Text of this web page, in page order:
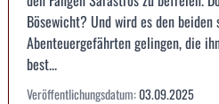
Bösewicht? Und wird es den beiden
Abenteuergefährten gelingen, die
best...
Veröffentlichungsdatum:03.09.2025